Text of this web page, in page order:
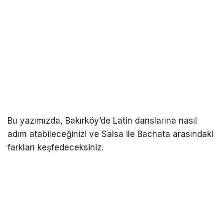
Bu yazımızda, Bakırköy’de Latin danslarına nasıl
adım atabileceğinizi ve Salsa ile Bachata arasındaki
farkları keşfedeceksiniz.